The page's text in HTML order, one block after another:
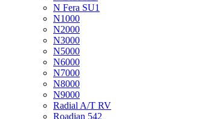
N Fera SU1
N1000
N2000
N3000
N5000
N6000
N7000
N8000
N9000
Radial A/T RV
Roadian 542